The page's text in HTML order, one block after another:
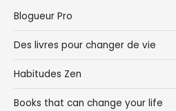
Blogueur Pro
Des livres pour changer de vie
Habitudes Zen
Books that can change your life